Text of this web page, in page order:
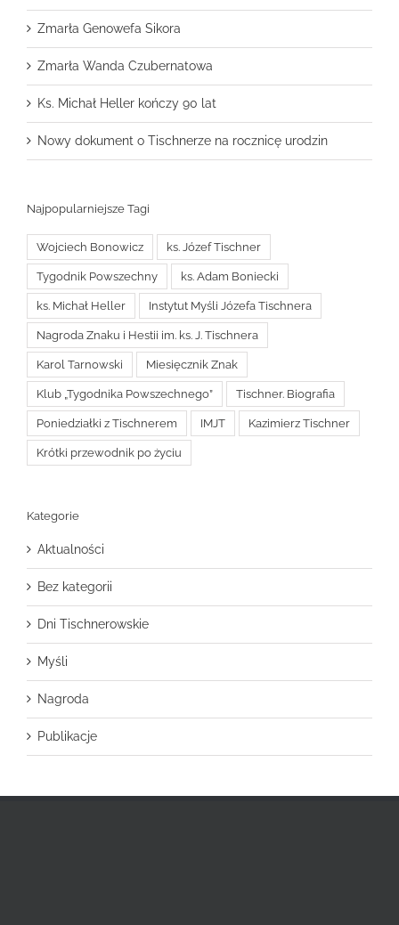
Zmarła Genowefa Sikora
Zmarła Wanda Czubernatowa
Ks. Michał Heller kończy 90 lat
Nowy dokument o Tischnerze na rocznicę urodzin
Najpopularniejsze Tagi
Wojciech Bonowicz ks. Józef Tischner
Tygodnik Powszechny ks. Adam Boniecki
ks. Michał Heller Instytut Myśli Józefa Tischnera
Nagroda Znaku i Hestii im. ks. J. Tischnera
Karol Tarnowski Miesięcznik Znak
Klub „Tygodnika Powszechnego” Tischner. Biografia
Poniedziałki z Tischnerem IMJT Kazimierz Tischner
Krótki przewodnik po życiu
Kategorie
Aktualności
Bez kategorii
Dni Tischnerowskie
Myśli
Nagroda
Publikacje